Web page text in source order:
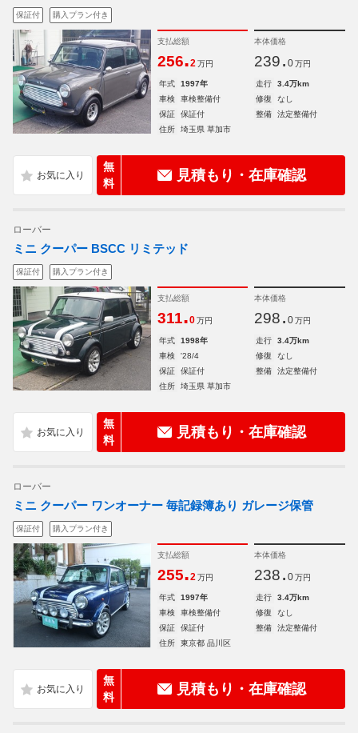
保証付 購入プラン付き
支払総額
256.2 万円
本体価格
239. 0 万円
年式 1997年 走行
3.4万km
車検
車検整備付 修復
なし
保証
保証付 整備
法定整備付
住所
埼玉県 草加市
無
料
見積もり・在庫確認
ローバー
ミニ クーパー BSCC リミテッド
保証付 購入プラン付き
支払総額
311.0 万円
本体価格
298. 0 万円
年式 1998年 走行
3.4万km
車検
'28/4 修復
なし
保証
保証付 整備
法定整備付
住所
埼玉県 草加市
無
料
見積もり・在庫確認
ローバー
ミニ クーパー ワンオーナー 毎記録簿あり ガレージ保管
保証付 購入プラン付き
支払総額
255.2 万円
本体価格
238. 0 万円
年式 1997年 走行
3.4万km
車検
車検整備付 修復
なし
保証
保証付 整備
法定整備付
住所
東京都 品川区
無
料
見積もり・在庫確認